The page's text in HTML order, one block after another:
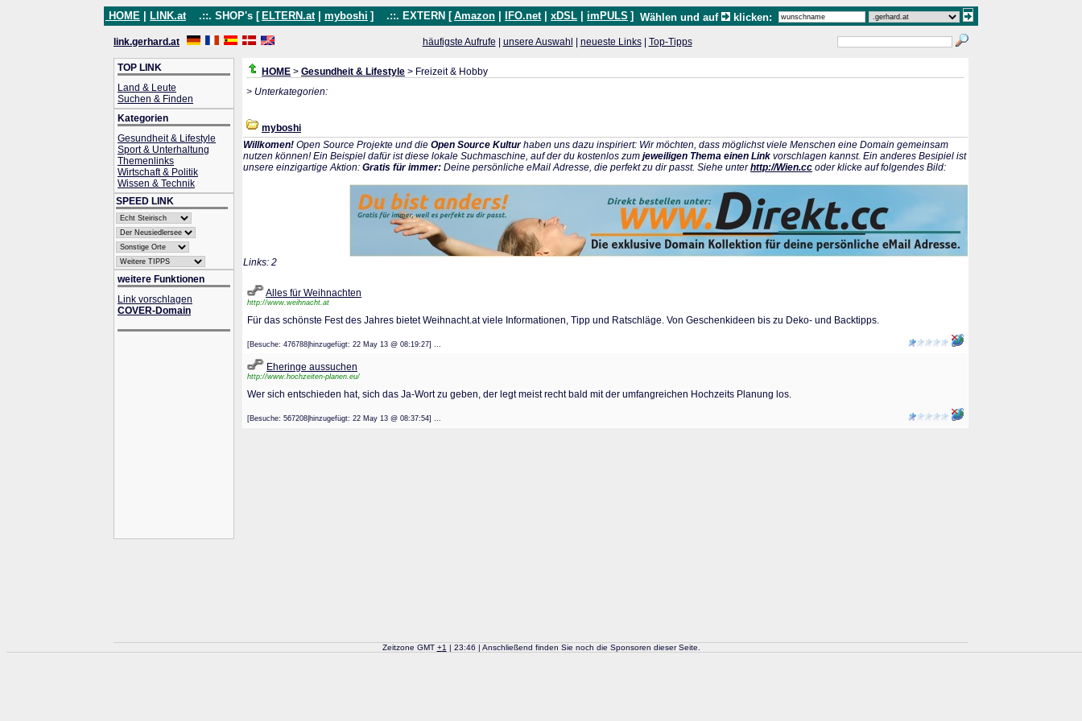
HOME LINK.at .::. SHOP's [ ELTERN.at myboshi ] .::. EXTERN [ Amazon IFO.net xDSL imPULS ] Wählen und auf klicken:
link.gerhard.at häufigste Aufrufe unsere Auswahl neueste Links| Top-Tipps
TOP LINK
Land & Leute
Suchen & Finden
Kategorien
Gesundheit & Lifestyle
Sport & Unterhaltung
Themenlinks
Wirtschaft & Politik
Wissen & Technik
SPEED LINK
weitere Funktionen
Link vorschlagen
COVER-Domain
HOME > Gesundheit & Lifestyle > Freizeit & Hobby
> Unterkategorien:
myboshi
Willkomen! Open Source Projekte und die Open Source Kulturhaben uns dazu inspiriert: Wir möchten, dass möglichst viele Menschen eine Domain gemeinsam
nutzen können! Ein Beispiel dafür ist diese lokale Suchmaschine, auf der du kostenlos zum jeweiligen Thema einen Link vorschlagen kannst. Ein anderes Besipiel ist
unsere einzigartige Aktion: Gratis für immer: Deine persönliche eMail Adresse, die perfekt zu dir passt. Siehe unterhttp://Wien.cc oder klicke auf folgendes Bild:
Links: 2
Alles für Weihnachten
http://www.weihnacht.at
Für das schönste Fest des Jahres bietet Weihnacht.at viele Informationen, Tipp und Ratschläge. Von Geschenkideen bis zu Deko- und Backtipps.
[Besuche: 476788|hinzugefügt: 22 May 13 @ 08:19:27] ...
Eheringe aussuchen
http://www.hochzeiten-planen.eu/
Wer sich entschieden hat, sich das Ja-Wort zu geben, der legt meist recht bald mit der umfangreichen Hochzeits Planung los.
[Besuche: 567208|hinzugefügt: 22 May 13 @ 08:37:54] ...
Zeitzone GMT +1 | 23:46 | Anschließend finden Sie noch die Sponsoren dieser Seite.